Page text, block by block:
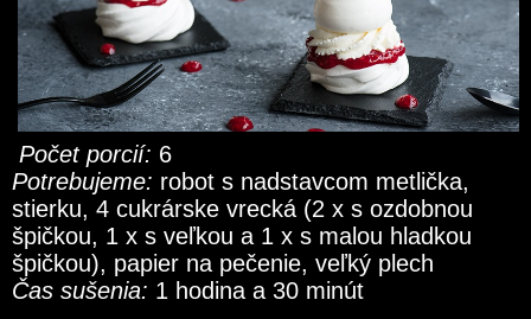
Počet porcií: 6
Potrebujeme: robot s nadstavcom metlička,
stierku, 4 cukrárske vrecká (2 x s ozdobnou
špičkou, 1 x s veľkou a 1 x s malou hladkou
špičkou), papier na pečenie, veľký plech
Čas sušenia: 1 hodina a 30 minút